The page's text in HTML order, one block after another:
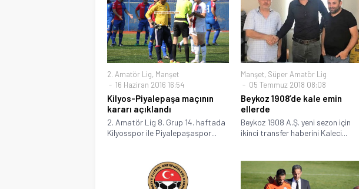
2. Amatör Lig, Manşet
16 Haziran 2016 16:54
Kilyos-Piyalepaşa maçının
kararı açıklandı
2. Amatör Lig 8. Grup 14. haftada
Kilyosspor ile Piyalepaşaspor...
Manşet, Süper Amatör Lig
05 Temmuz 2018 08:08
Beykoz 1908’de kale emin
ellerde
Beykoz 1908 A.Ş. yeni sezon için
ikinci transfer haberini Kaleci...